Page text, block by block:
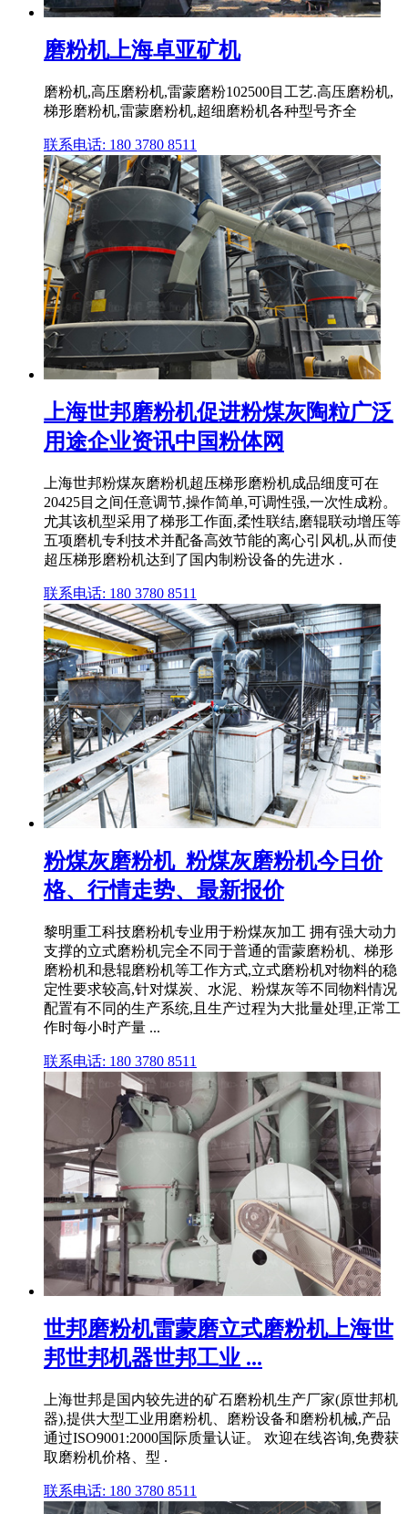
磨粉机上海卓亚矿机
磨粉机,高压磨粉机,雷蒙磨粉102500目工艺.高压磨粉机,
梯形磨粉机,雷蒙磨粉机,超细磨粉机各种型号齐全
联系电话: 180 3780 8511
上海世邦磨粉机促进粉煤灰陶粒广泛
用途企业资讯中国粉体网
上海世邦粉煤灰磨粉机超压梯形磨粉机成品细度可在
20425目之间任意调节,操作简单,可调性强,一次性成粉。
尤其该机型采用了梯形工作面,柔性联结,磨辊联动增压等
五项磨机专利技术并配备高效节能的离心引风机,从而使
超压梯形磨粉机达到了国内制粉设备的先进水 .
联系电话: 180 3780 8511
粉煤灰磨粉机_粉煤灰磨粉机今日价
格、行情走势、最新报价
黎明重工科技磨粉机专业用于粉煤灰加工 拥有强大动力
支撑的立式磨粉机完全不同于普通的雷蒙磨粉机、梯形
磨粉机和悬辊磨粉机等工作方式,立式磨粉机对物料的稳
定性要求较高,针对煤炭、水泥、粉煤灰等不同物料情况
配置有不同的生产系统,且生产过程为大批量处理,正常工
作时每小时产量 ...
联系电话: 180 3780 8511
世邦磨粉机雷蒙磨立式磨粉机上海世
邦世邦机器世邦工业 ...
上海世邦是国内较先进的矿石磨粉机生产厂家(原世邦机
器),提供大型工业用磨粉机、磨粉设备和磨粉机械,产品
通过ISO9001:2000国际质量认证。 欢迎在线咨询,免费获
取磨粉机价格、型 .
联系电话: 180 3780 8511